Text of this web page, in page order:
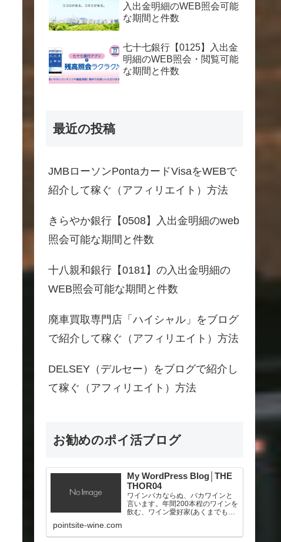
入出金明細のWEB照会可能
な期間と件数
七十七銀行【0125】入出金
明細のWEB照会・閲覧可能
な期間と件数
最近の投稿
JMBローソンPontaカードVisaをWEBで
紹介して稼ぐ（アフィリエイト）方法
きらやか銀行【0508】入出金明細のweb
照会可能な期間と件数
十八親和銀行【0181】の入出金明細の
WEB照会可能な期間と件数
廃車買取専門店「ハイシャル」をブログ
で紹介して稼ぐ（アフィリエイト）方法
DELSEY（デルセー）をブログで紹介し
て稼ぐ（アフィリエイト）方法
お勧めのポイ活ブログ
My WordPress Blog│THE
THOR04
ワインバカならぬ、バカワインと
言います。年間200本程のワインを
飲む、ワイン愛好家(あくまでも素
いたいと願う、サラリーマン。
pointsite-wine.com